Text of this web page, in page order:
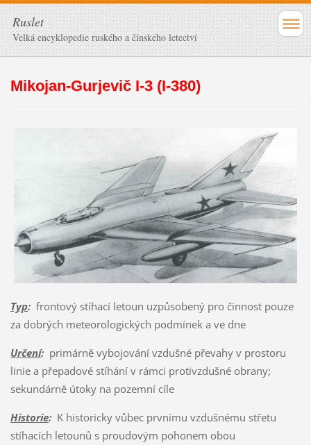
Ruslet
Velká encyklopedie ruského a čínského letectví
Mikojan-Gurjevič I-3 (I-380)
Typ:frontový stíhací letoun uzpůsobený pro činnost pouze
za dobrých meteorologických podmínek a ve dne
Určení:primárně vybojování vzdušné převahy v prostoru
linie a přepadové stíhání v rámci protivzdušné obrany;
sekundárně útoky na pozemní cíle
Historie:K historicky vůbec prvnímu vzdušnému střetu
stíhacích letounů s proudovým pohonem obou